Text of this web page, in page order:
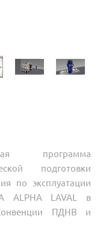
программа
подготовки
по эксплуатации
ALPHA LAVAL в
ПДНВ и